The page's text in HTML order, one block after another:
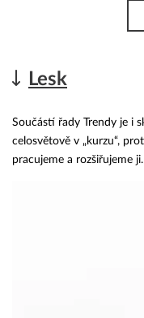
Lesk
Součástí řady Trendy je i
celosvětově v „kurzu“,
pracujeme a rozšiřujeme